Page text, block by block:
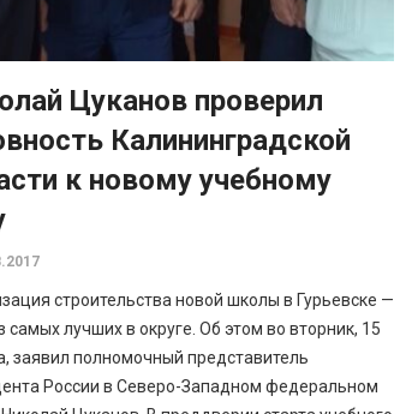
Цуканов проверил
Калининградской
к новому учебному
строительства новой школы в Гурьевске —
самых лучших в округе. Об этом во вторник, 15
заявил полномочный представитель
России в Северо-Западном федеральном